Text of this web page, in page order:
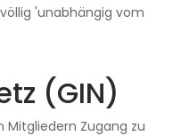
'unabhängig vom
(GIN)
Mitgliedern Zugang zu